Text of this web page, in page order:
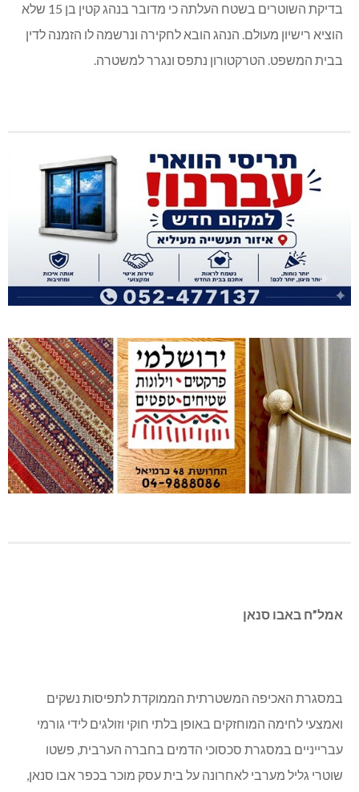
בדיקת השוטרים בשטח העלתה כי מדובר בנהג קטין בן 15 שלא
הוציא רישיון מעולם. הנהג הובא לחקירה ונרשמה לו הזמנה לדין
בבית המשפט. הטרקטורון נתפס ונגרר למשטרה.
אמל”ח באבו סנאן
במסגרת האכיפה המשטרתית הממוקדת לתפיסות נשקים
ואמצעי לחימה המוחזקים באופן בלתי חוקי וזולגים לידי גורמי
עברייניים במסגרת סכסוכי הדמים בחברה הערבית, פשטו
שוטרי גליל מערבי לאחרונה על בית עסק מוכר בכפר אבו סנאן,